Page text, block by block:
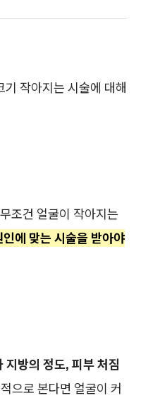
작아지는 시술에 대해
조건 얼굴이 작아지는
에 맞는 시술을 받아야
지방의 정도, 피부 처짐
으로 본다면 얼굴이 커